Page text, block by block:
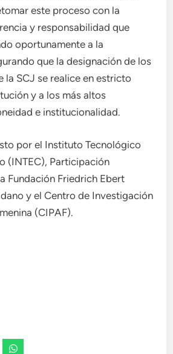
este proceso con la
y responsabilidad que
oportunamente a la
que la designación de los
la SCJ se realice en estricto
y a los más altos
e institucionalidad.
por el Instituto Tecnológico
(INTEC), Participación
Fundación Friedrich Ebert
y el Centro de Investigación
(CIPAF).